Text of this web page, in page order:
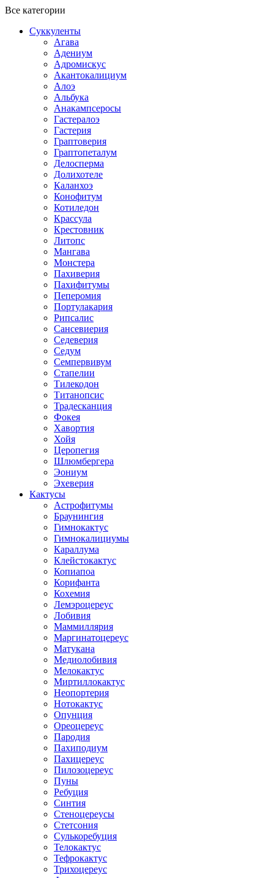
Все категории
Суккуленты
Агава
Адениум
Адромискус
Акантокалициум
Алоэ
Альбука
Анакампсеросы
Гастералоэ
Гастерия
Граптоверия
Граптопеталум
Делосперма
Долихотеле
Каланхоэ
Конофитум
Котиледон
Крассула
Крестовник
Литопс
Мангава
Монстера
Пахиверия
Пахифитумы
Пеперомия
Портулакария
Рипсалис
Сансевиерия
Седеверия
Седум
Семпервивум
Стапелии
Тилекодон
Титанопсис
Традесканция
Фокея
Хавортия
Хойя
Церопегия
Шлюмбергера
Эониум
Эхеверия
Кактусы
Астрофитумы
Браунингия
Гимнокактус
Гимнокалициумы
Караллума
Клейстокактус
Копиапоа
Корифанта
Кохемия
Лемэроцереус
Лобивия
Маммиллярия
Маргинатоцереус
Матукана
Медиолобивия
Мелокактус
Миртиллокактус
Неопортерия
Нотокактус
Опунция
Ореоцереус
Пародия
Пахиподиум
Пахицереус
Пилозоцереус
Пуны
Ребуция
Синтия
Стеноцереусы
Стетсония
Сулькоребуция
Телокактус
Тефрокактус
Трихоцереус